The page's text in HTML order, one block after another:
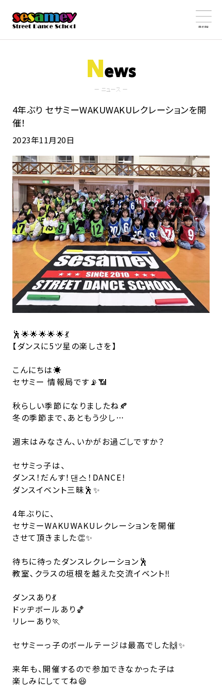
menu
News
ー ニュース ー
4年ぶり セサミーWAKUWAKUレクレーションを開
催！
2023年11月20日
🕺🌟🌟🌟🌟🌟💃
【ダンスに5ツ星の楽しさを】
こんにちは☀️
セサミー 情報局です📡📶
秋らしい季節になりましたね🍂
冬の季節まで、あともう少し…
週末はみなさん、いかがお過ごしですか？
セサミっ子は、
ダンス！だんす！댄스！DANCE!
ダンスイベント三昧🕺✨
4年ぶりに、
セサミーWAKUWAKUレクレーションを開催
させて頂きました👏✨
待ちに待ったダンスレクレーション🕺
教室、クラスの垣根を越えた交流イベント‼️
ダンスあり💃
ドッヂボールあり🏀
リレーあり🏃
セサミーっ子のボールテージは最高でした🙌✨
来年も、開催するので参加できなかった子は
楽しみにしててね😆